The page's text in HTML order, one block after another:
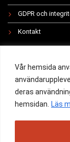
Vår hemsida
deras
hemsidan. Läs
GDPR och
Kontakt